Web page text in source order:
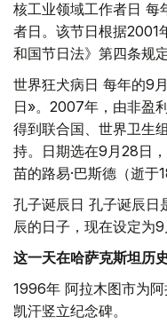
核工业领域工作者日 每
者日。该节日根据2001
和国节日法》第四条规定
世界狂犬病日 每年的9
日»。2007年，由非盈
得到联合国、世界卫生
持。日期选在9月28日
苗的路易·巴斯德（逝于
孔子诞辰日 孔子诞辰日
辰的日子，现在设定为9
这一天在哈萨克斯坦历
1996年 阿拉木图市为
凯汗竖立纪念碑。